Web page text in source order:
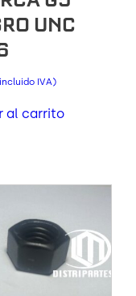
UNC
IVA)
al carrito